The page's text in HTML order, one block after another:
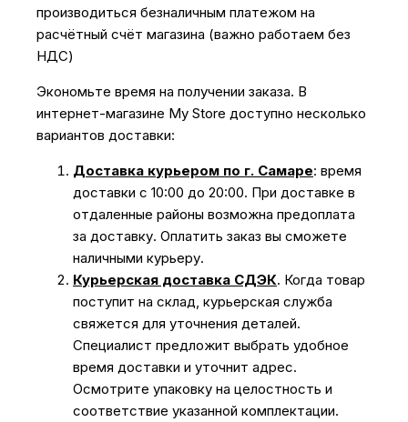
производиться безналичным платежом на
расчётный счёт магазина (важно работаем без
НДС)
Экономьте время на получении заказа. В
интернет-магазине My Store доступно несколько
вариантов доставки:
Доставка курьером по г. Самаре: время
доставки с 10:00 до 20:00. При доставке в
отдаленные районы возможна предоплата
за доставку. Оплатить заказ вы сможете
наличными курьеру.
Курьерская доставка СДЭК. Когда товар
поступит на склад, курьерская служба
свяжется для уточнения деталей.
Специалист предложит выбрать удобное
время доставки и уточнит адрес.
Осмотрите упаковку на целостность и
соответствие указанной комплектации.